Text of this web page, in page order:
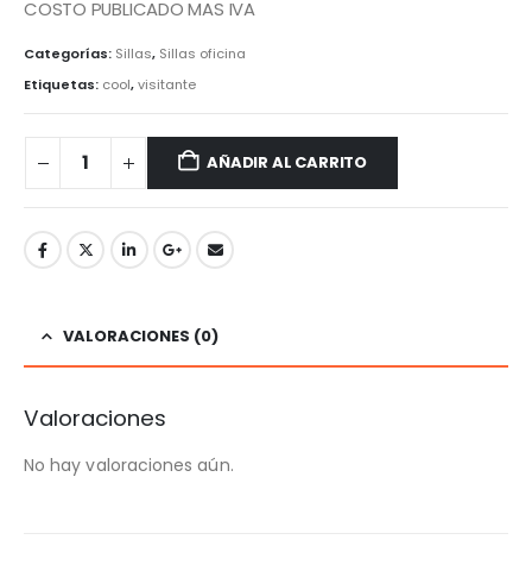
COSTO PUBLICADO MAS IVA
Categorías: Sillas, Sillas oficina
Etiquetas: cool,visitante
AÑADIR AL CARRITO
VALORACIONES (0)
Valoraciones
No hay valoraciones aún.